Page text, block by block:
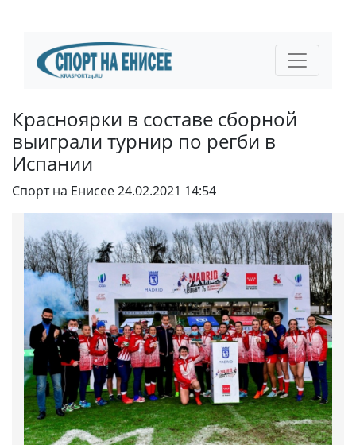
Красноярки в составе сборной
выиграли турнир по регби в
Испании
Спорт на Енисее24.02.2021 14:54